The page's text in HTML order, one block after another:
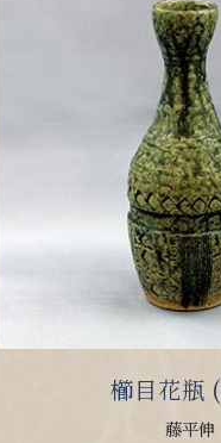
櫛目花瓶
藤平伸